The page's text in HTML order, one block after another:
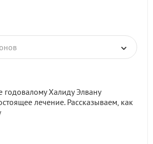
годовалому Халиду Элвану
лечение. Рассказываем, как